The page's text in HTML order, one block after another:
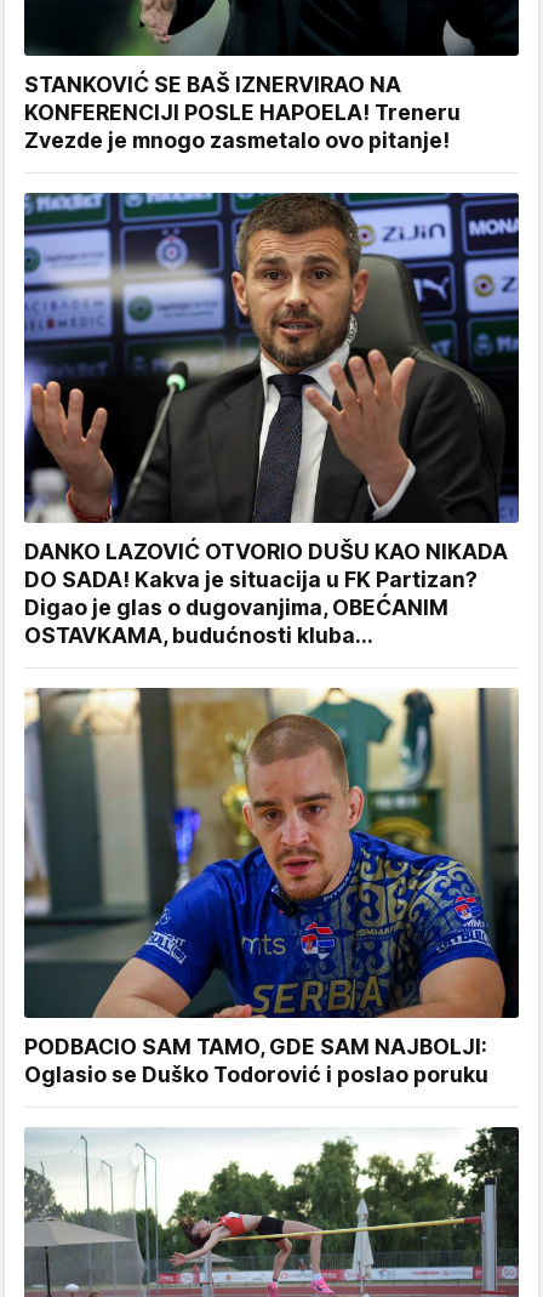
STANKOVIĆ SE BAŠ IZNERVIRAO NA
KONFERENCIJI POSLE HAPOELA! Treneru
Zvezde je mnogo zasmetalo ovo pitanje!
DANKO LAZOVIĆ OTVORIO DUŠU KAO NIKADA
DO SADA! Kakva je situacija u FK Partizan?
Digao je glas o dugovanjima, OBEĆANIM
OSTAVKAMA, budućnosti kluba...
PODBACIO SAM TAMO, GDE SAM NAJBOLJI:
Oglasio se Duško Todorović i poslao poruku